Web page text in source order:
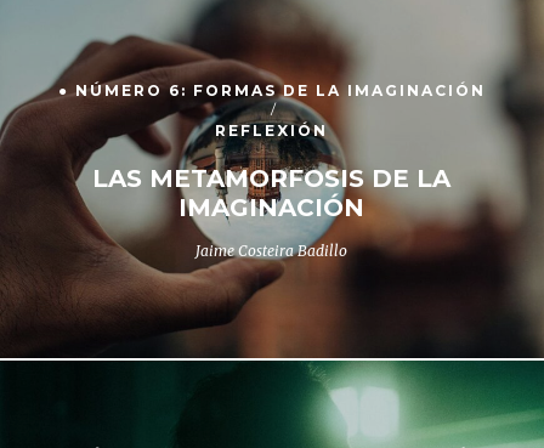
● NÚMERO 6: FORMAS DE LA IMAGINACIÓN
REFLEXIÓN
LAS METAMORFOSIS DE LA
IMAGINACIÓN
Jaime Costeira Badillo